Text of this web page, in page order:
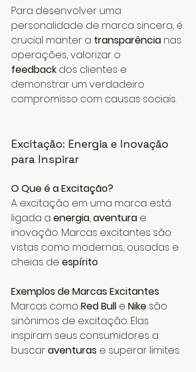
Para desenvolver uma
personalidade de marca sincera, é
crucial manter a transparência nas
operações, valorizar o
feedback dos clientes e
demonstrar um verdadeiro
compromisso com causas sociais.
Excitação: Energia e Inovação
para Inspirar
O Que é a Excitação?
A excitação em uma marca está
ligada a energia, aventura e
inovação. Marcas excitantes são
vistas como modernas, ousadas e
cheias de espírito.
Exemplos de Marcas Excitantes
Marcas como Red Bull e Nike são
sinônimos de excitação. Elas
inspiram seus consumidores a
buscar aventuras e superar limites.